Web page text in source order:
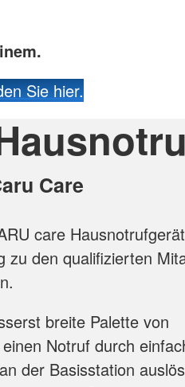
Sie hier.
Care
care
zu den qualifizierten
breite Palette von
Notruf durch
der Basisstation